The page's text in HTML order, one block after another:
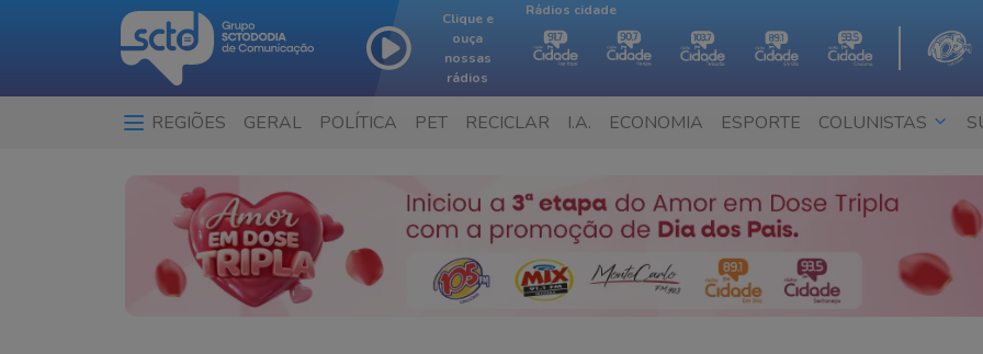
Clique e
ouça
nossas
rádios
Rádios cidade
REGIÕES GERAL POLÍTICA PET RECICLAR I.A. ECONOMIA ESPORTE COLUNISTAS